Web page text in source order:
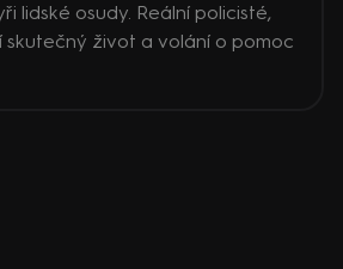
lidské osudy. Reální policisté,
skutečný život a volání o pomoc